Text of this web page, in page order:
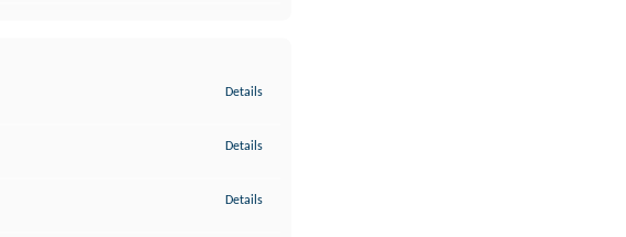
Details
Details
Details